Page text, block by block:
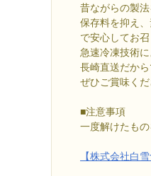
昔ながらの製法
保存料を抑え
で安心してお
急速冷凍技術
長崎直送だか
ぜひご賞味くだ
■注意事項
一度解けたも
【株式会社白